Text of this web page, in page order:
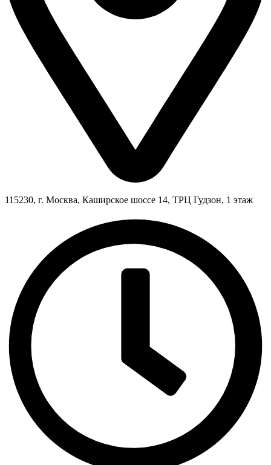
115230, г. Москва, Каширское шоссе 14, ТРЦ Гудзон, 1 этаж